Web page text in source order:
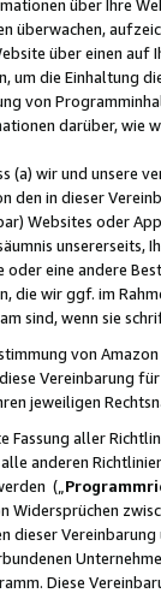
über Ihre
überwachen,
über einen
um die Einhaltung
von
darüber, wie
(a) wir und
den in dieser
Websites oder
unsererseits,
eine andere
die wir ggf. im
sind, wenn sie
von
Vereinbarung
jeweiligen
aller
anderen
(„
Widersprüchen
dieser
Diese